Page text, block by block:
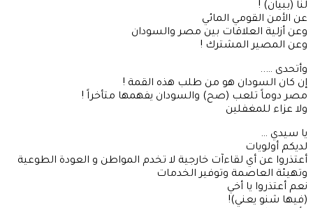
لنا (ببيان) !
عن الأمن القومي المائي
وعن أزلية العلاقات بين مصر والسودان
وعن المصير المشترك !
وأتحدى …..
إن كان السودان هو من طلب هذه القمة !
مصر دوماً تلعب (صح) والسودان يفهمها متأخراً !
ولا عزاء للمغفلين
يا سيدي …
لديكم أولويات
أعتذروا عن أي لقاءآت خارجية لا تخدم المواطن و العودة الطوعية
وتهيئة العاصمة وتوفير الخدمات
نعم أعتذروا يا أخي
(فيها شنو يعني)!